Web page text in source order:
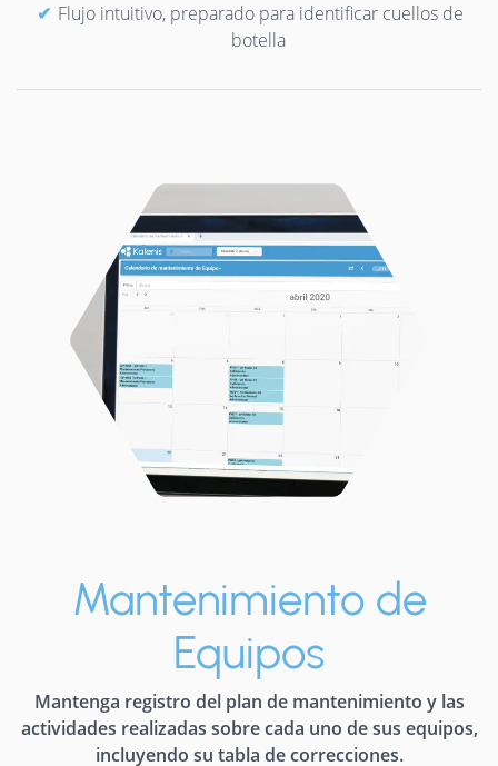
Flujo intuitivo, preparado para identificar cuellos de
botella
Mantenimiento de
Equipos
Mantenga registro del plan de mantenimiento y las
actividades realizadas sobre cada uno de sus equipos,
incluyendo su tabla de correcciones.